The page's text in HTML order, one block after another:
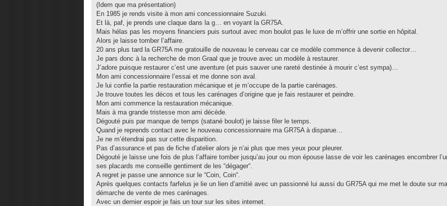
a
g
(Idem que ma présentation)
En 1985 je rends visite à mon ami concessionnaire Suzuki.
Et là, paf, je prends une claque dans la g… en voyant la GR75A.
Mais hélas pas les moyens financiers puis surtout avec mon boulot pas le luxe de m’offrir une sortie en hôpital.
Alors je laisse tomber l’affaire.
20 ans plus tard la GR75A me gratouille de nouveau le cerveau car ce modèle commence à devenir collector…
Je pars donc à la recherche de mon Graal que je trouve avec un modèle à restaurer.
J’adore puisque restaurer c’est une aventure (et puis sauver une rareté destinée à mourir c’est sympa)…
Mon ami concessionnaire l’essai et me donne son aval.
Je lui confie la partie restauration mécanique et je m’occupe de la partie carénages.
Je trouve toutes les décos et tous les carénages d’origine que je fais restaurer et peindre.
Mon ami commence la restauration mécanique.
Mais à ma grande tristesse mon ami décède.
Dégouté puis par manque de temps (satané boulot) je laisse filer le temps.
Quand je reprends contact avec le nouveau concessionnaire ma GR75A à disparue…
Je ne m’étendrai pas sur cette disparition.
Pas d’assurance et pas de fiche d’atelier alors je n’ai plus que mes yeux pour pleurer.
Dégouté je laisse une fois de plus l’affaire tomber jusqu’au jour ou mon épouse lasse de voir les carénages encombrer
ses placards me conseille gentiment de les “dégager“.
A regret je passe une annonce sur le “Coin, Coin“.
Après quelques contacts farfelus je lie un lien d’amitié avec un passionné lui aussi du GR75A qui me met le doute sur ma
démarche de vente de mes carénages.
Avec un dernier espoir je fais un tour sur les sites internet.